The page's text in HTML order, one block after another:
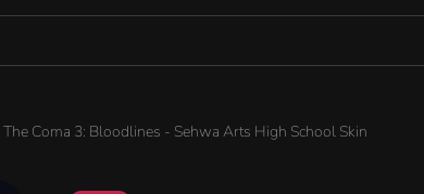
The Coma 3: Bloodlines - Sehwa Arts High School Skin